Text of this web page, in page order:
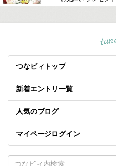
つなビィトップ
新着エントリ一覧
人気のブログ
マイページログイン